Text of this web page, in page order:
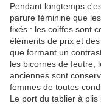
Pendant longtemps
parure féminine que
fixés : les coiffes sont
éléments de prix et
que formant un
les bicornes de feutre,
anciennes sont
femmes de toutes
Le port du tablier à